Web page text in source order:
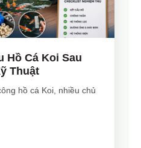
Hồ Cá Koi Sau
Thuật
hồ cá Koi, nhiều chủ